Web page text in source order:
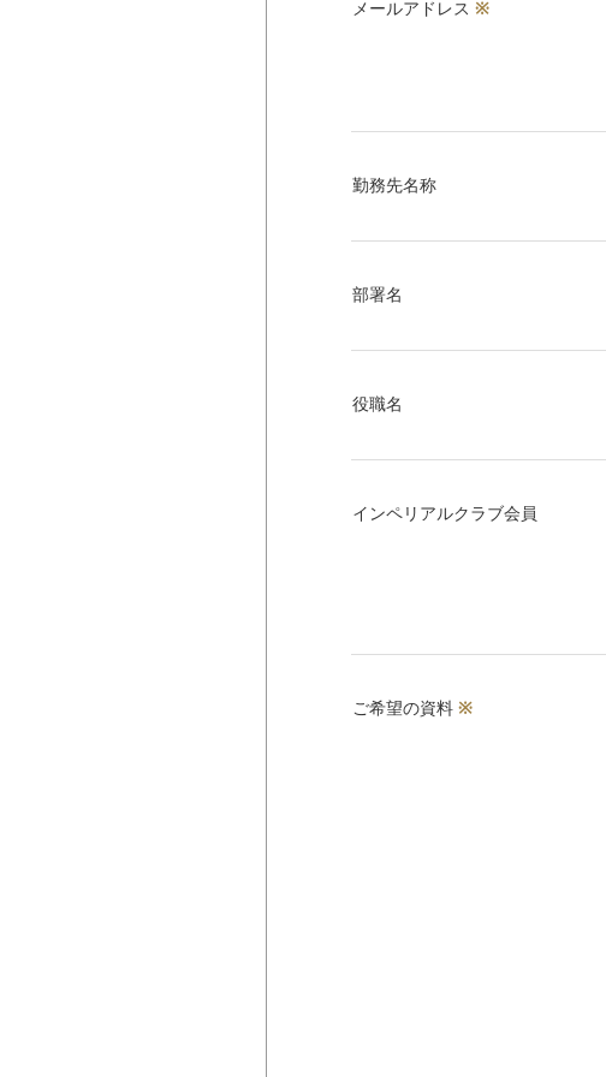
メールアドレス ※
勤務先名称
部署名
役職名
インペリアルクラブ会員
ご希望の資料 ※